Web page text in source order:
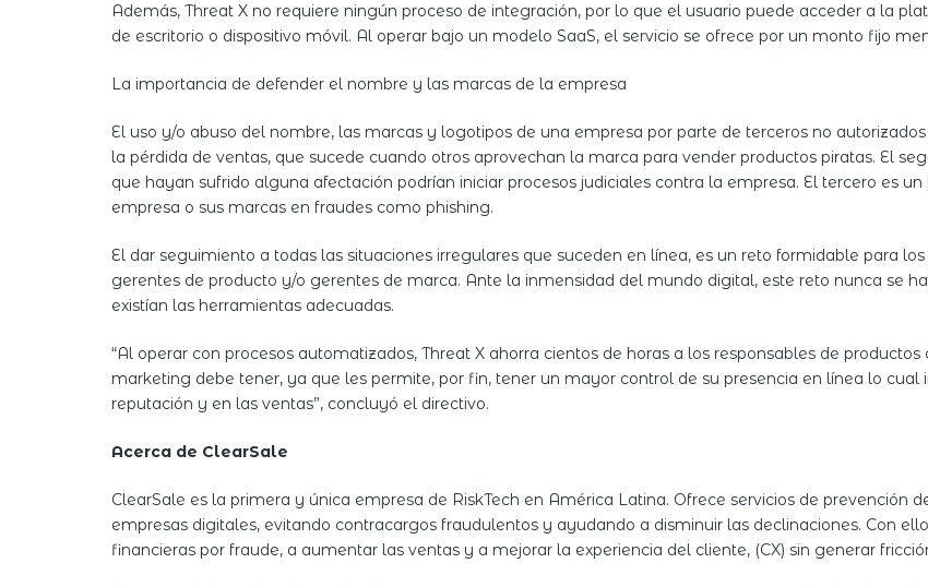
Además, Threat X no requiere ningún proceso de integración, por lo que el usuario puede acceder a la
de escritorio o dispositivo móvil. Al operar bajo un modelo SaaS, el servicio se ofrece por un monto fijo
La importancia de defender el nombre y las marcas de la empresa
El uso y/o abuso del nombre, las marcas y logotipos de una empresa por parte de terceros no
la pérdida de ventas, que sucede cuando otros aprovechan la marca para vender productos piratas. El
que hayan sufrido alguna afectación podrían iniciar procesos judiciales contra la empresa. El tercero es
empresa o sus marcas en fraudes como phishing.
El dar seguimiento a todas las situaciones irregulares que suceden en línea, es un reto formidable para
gerentes de producto y/o gerentes de marca. Ante la inmensidad del mundo digital, este reto nunca se
existían las herramientas adecuadas.
“Al operar con procesos automatizados, Threat X ahorra cientos de horas a los responsables de
marketing debe tener, ya que les permite, por fin, tener un mayor control de su presencia en línea lo
reputación y en las ventas”, concluyó el directivo.
Acerca de ClearSale
ClearSale es la primera y única empresa de RiskTech en América Latina. Ofrece servicios de
empresas digitales, evitando contracargos fraudulentos y ayudando a disminuir las declinaciones. Con
financieras por fraude, a aumentar las ventas y a mejorar la experiencia del cliente, (CX) sin generar